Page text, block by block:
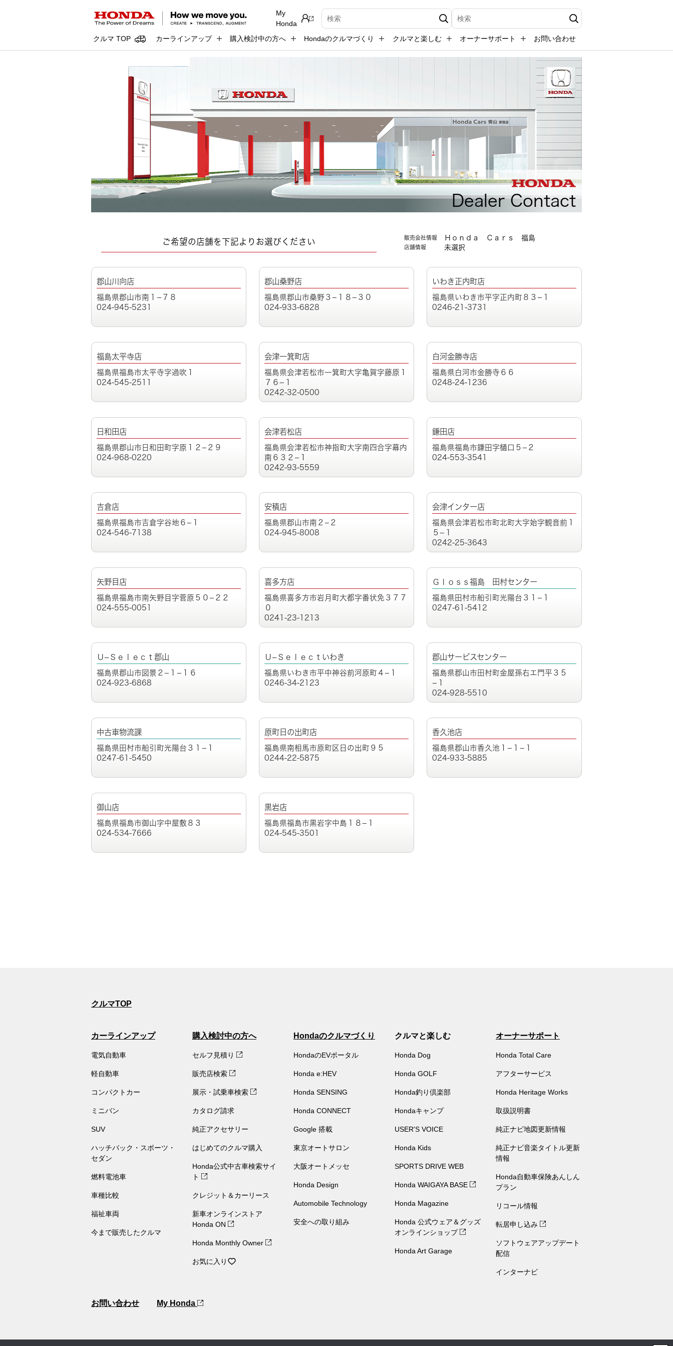
My
Honda
検索キーワード入力 検索キーワード入力
クルマ TOP カーラインアップ 購入検討中の方へ Hondaのクルマづくり クルマと楽しむ オーナーサポート お問い合わせ
Dealer Contact
販売会社情報 Ｈｏｎｄａ Ｃａｒｓ 福島
店舗情報 未選択
ご希望の店舗を下記よりお選びください
郡山川向店
福島県郡山市南１−７８
024-945-5231
郡山桑野店
福島県郡山市桑野３−１８−３０
024-933-6828
いわき正内町店
福島県いわき市平字正内町８３−１
0246-21-3731
福島太平寺店
福島県福島市太平寺字過吹１
024-545-2511
会津一箕町店
福島県会津若松市一箕町大字亀賀字藤原１
７６−１
0242-32-0500
白河金勝寺店
福島県白河市金勝寺６６
0248-24-1236
日和田店
福島県郡山市日和田町字原１２−２９
024-968-0220
会津若松店
福島県会津若松市神指町大字南四合字幕内
南６３２−１
0242-93-5559
鎌田店
福島県福島市鎌田字樋口５−２
024-553-3541
吉倉店
福島県福島市吉倉字谷地６−１
024-546-7138
安積店
福島県郡山市南２−２
024-945-8008
会津インター店
福島県会津若松市町北町大字始字観音前１
５−１
0242-25-3643
矢野目店
福島県福島市南矢野目字菅原５０−２２
024-555-0051
喜多方店
福島県喜多方市岩月町大都字番状免３７７
０
0241-23-1213
Ｇｌｏｓｓ福島 田村センター
福島県田村市船引町光陽台３１−１
0247-61-5412
Ｕ−Ｓｅｌｅｃｔ郡山
福島県郡山市図景２−１−１６
024-923-6868
Ｕ−Ｓｅｌｅｃｔいわき
福島県いわき市平中神谷前河原町４−１
0246-34-2123
郡山サービスセンター
福島県郡山市田村町金屋孫右エ門平３５
−１
024-928-5510
中古車物流課
福島県田村市船引町光陽台３１−１
0247-61-5450
原町日の出町店
福島県南相馬市原町区日の出町９５
0244-22-5875
香久池店
福島県郡山市香久池１−１−１
024-933-5885
御山店
福島県福島市御山字中屋敷８３
024-534-7666
黒岩店
福島県福島市黒岩字中島１８−１
024-545-3501
クルマTOP
カーラインアップ
電気自動車
軽自動車
コンパクトカー
ミニバン
SUV
ハッチバック・スポーツ・
セダン
燃料電池車
車種比較
福祉車両
今まで販売したクルマ
購入検討中の方へ
セルフ見積り
販売店検索
展示・試乗車検索
カタログ請求
純正アクセサリー
はじめてのクルマ購入
Honda公式中古車検索サイ
ト
クレジット＆カーリース
新車オンラインストア
Honda ON
Honda Monthly Owner
お気に入り
Hondaのクルマづくり
HondaのEVポータル
Honda e:HEV
Honda SENSING
Honda CONNECT
Google 搭載
東京オートサロン
大阪オートメッセ
Honda Design
Automobile Technology
安全への取り組み
クルマと楽しむ
Honda Dog
Honda GOLF
Honda釣り倶楽部
Hondaキャンプ
USER'S VOICE
Honda Kids
SPORTS DRIVE WEB
Honda WAIGAYA BASE
Honda Magazine
Honda 公式ウェア＆グッズ
オンラインショップ
Honda Art Garage
オーナーサポート
Honda Total Care
アフターサービス
Honda Heritage Works
取扱説明書
純正ナビ地図更新情報
純正ナビ音楽タイトル更新
情報
Honda自動車保険あんしん
プラン
リコール情報
転居申し込み
ソフトウェアアップデート
配信
インターナビ
お問い合わせ My Honda